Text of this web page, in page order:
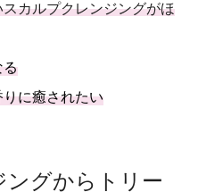
カルプクレンジングがほ
る
に癒されたい
ングからトリー